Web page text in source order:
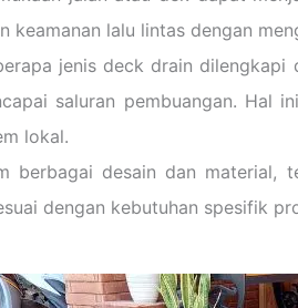
keamanan lalu lintas dengan
jenis deck drain
saluran pembuangan. Hal
lokal.
berbagai desain dan material,
dengan kebutuhan spesifik